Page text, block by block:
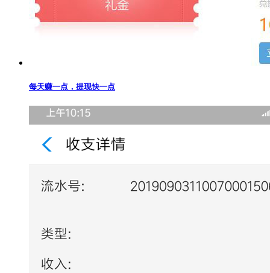
每天赚一点，提现快一点